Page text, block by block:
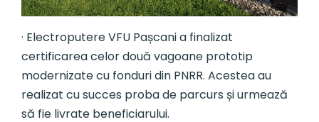
· Electroputere VFU Pașcani a finalizat
certificarea celor două vagoane prototip
modernizate cu fonduri din PNRR. Acestea au
realizat cu succes proba de parcurs și urmează
să fie livrate beneficiarului.